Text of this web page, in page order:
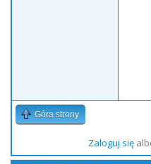
Góra strony
Zaloguj się